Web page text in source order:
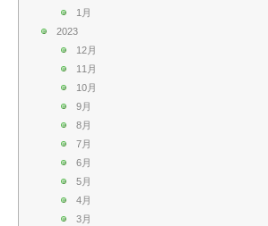
1月
2023
12月
11月
10月
9月
8月
7月
6月
5月
4月
3月